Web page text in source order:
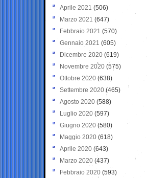
Aprile 2021 (506)
Marzo 2021 (647)
Febbraio 2021 (570)
Gennaio 2021 (605)
Dicembre 2020 (619)
Novembre 2020 (575)
Ottobre 2020 (638)
Settembre 2020(465)
Agosto 2020 (588)
Luglio 2020 (597)
Giugno 2020 (580)
Maggio 2020 (618)
Aprile 2020 (643)
Marzo 2020 (437)
Febbraio 2020 (593)